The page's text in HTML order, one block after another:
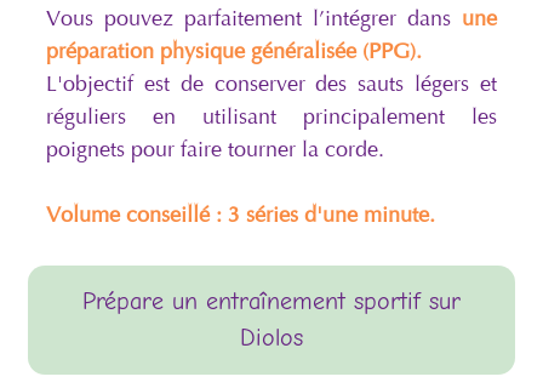
Vous pouvez parfaitement l’intégrer dans une
préparation physique généralisée (PPG).
L'objectif est de conserver des sauts légers et
réguliers en utilisant principalement les
poignets pour faire tourner la corde.
Volume conseillé : 3 séries d'une minute.
Prépare un entraînement sportif sur
Diolos